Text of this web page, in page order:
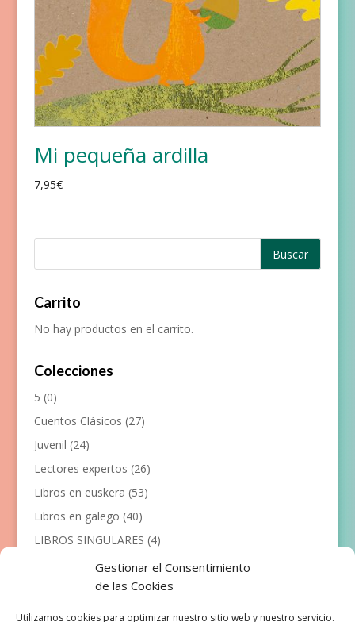
Gestionar el Consentimiento
de las Cookies
Utilizamos cookies para optimizar nuestro sitio web y nuestro servicio.
Mi pequeña ardilla
7,95€
Carrito
No hay productos en el carrito.
Colecciones
5 (0)
Cuentos Clásicos (27)
Juvenil (24)
Lectores expertos (26)
Libros en euskera (53)
Libros en galego (40)
LIBROS SINGULARES (4)
Llibres en català (117)
Manualidades (53)
Primeros lectores
(101)